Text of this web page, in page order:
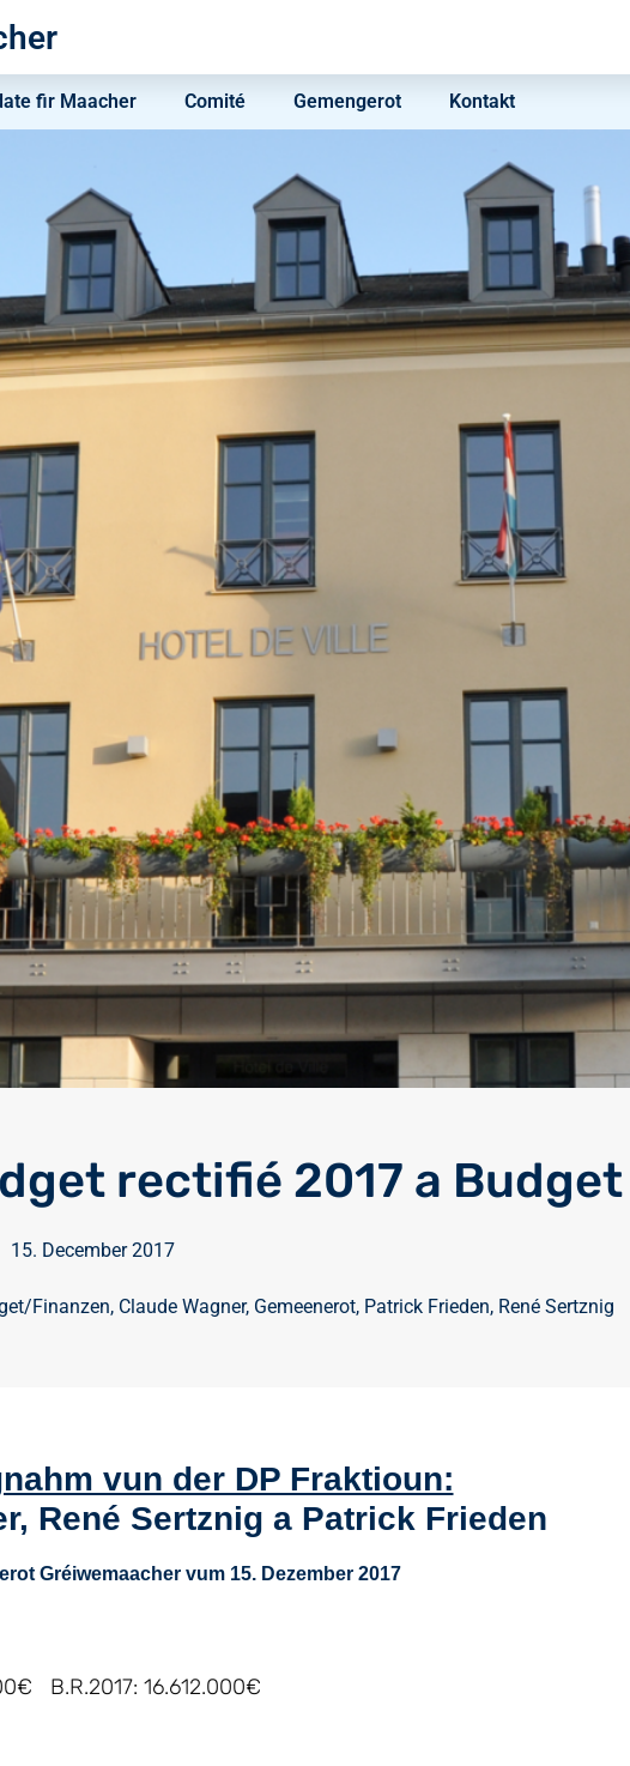
fir Maacher Comité Gemengerot Kontakt
rectifié 2017 a
15. December 2017
Finanzen, Claude Wagner, Gemeenerot, Patrick Frieden, René Sertznig
vun der DP Fraktioun:
René Sertznig a Patrick Frieden
Gréiwemaacher vum 15. Dezember 2017
B.R.2017: 16.612.000€